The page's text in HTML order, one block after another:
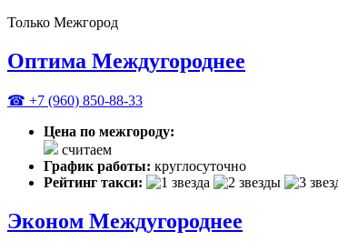
Только Межгород
Оптима Междугороднее
☎ +7 (960) 850-88-33
Цена по межгороду:
считаем
График работы: круглосуточно
Рейтинг такси:
Эконом Междугороднее